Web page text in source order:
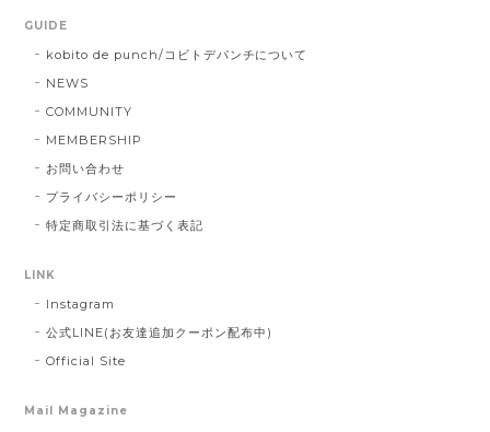
GUIDE
kobito de punch/コビトデパンチについて
NEWS
COMMUNITY
MEMBERSHIP
お問い合わせ
プライバシーポリシー
特定商取引法に基づく表記
LINK
Instagram
公式LINE(お友達追加クーポン配布中)
Official Site
Mail Magazine